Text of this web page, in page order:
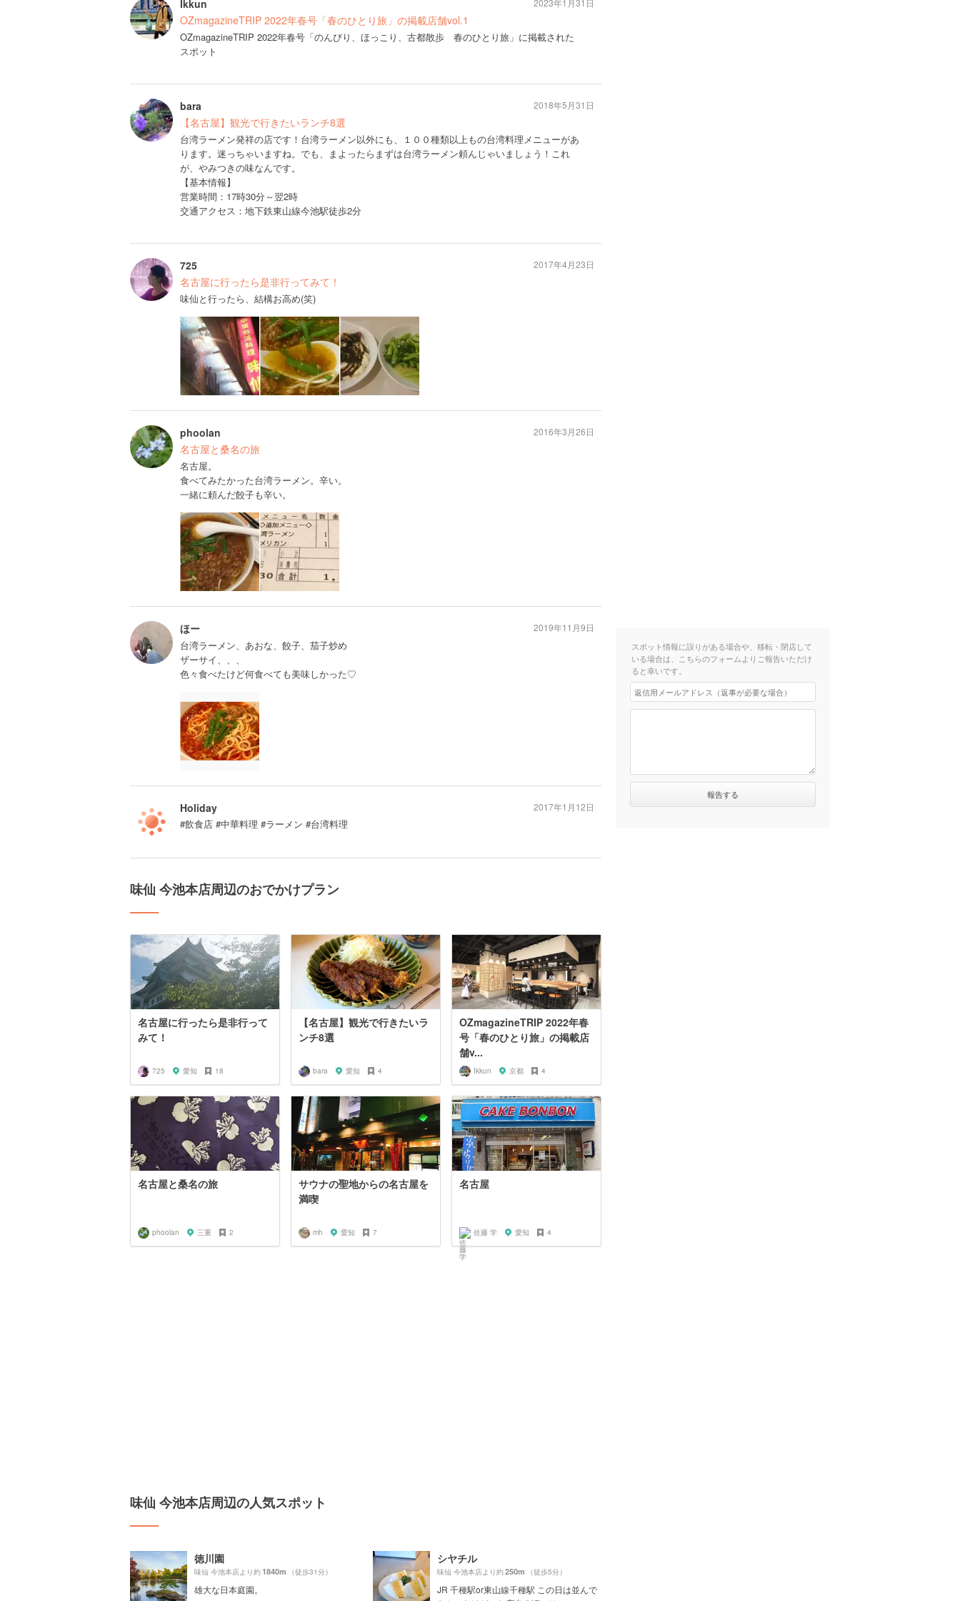
Ikkun
OZmagazineTRIP 2022年春号「春のひとり旅」の掲載店舗vol.1
OZmagazineTRIP 2022年春号「のんびり、ほっこり、古都散歩 春のひとり旅」に掲載された
スポット
2023年1月31日
bara
【名古屋】観光で行きたいランチ8選
台湾ラーメン発祥の店です！台湾ラーメン以外にも、１００種類以上もの台湾料理メニューがあ
ります。迷っちゃいますね。でも、まよったらまずは台湾ラーメン頼んじゃいましょう！これ
が、やみつきの味なんです。
【基本情報】
営業時間：17時30分～翌2時
交通アクセス：地下鉄東山線今池駅徒歩2分
2018年5月31日
725
名古屋に行ったら是非行ってみて！
味仙と行ったら、結構お高め(笑)
2017年4月23日
phoolan
名古屋と桑名の旅
名古屋。
食べてみたかった台湾ラーメン。辛い。
一緒に頼んだ餃子も辛い。
2016年3月26日
ほー
台湾ラーメン、あおな、餃子、茄子炒め
ザーサイ、、、
色々食べたけど何食べても美味しかった♡
2019年11月9日
Holiday
#飲食店 #中華料理 #ラーメン #台湾料理
2017年1月12日
味仙 今池本店周辺のおでかけプラン
名古屋に行ったら是非行って
みて！
725 愛知 18
【名古屋】観光で行きたいラ
ンチ8選
bara 愛知 4
OZmagazineTRIP 2022年春
号「春のひとり旅」の掲載店
舗v...
Ikkun 京都 4
名古屋と桑名の旅
phoolan 三重 2
サウナの聖地からの名古屋を
満喫
mh 愛知 7
名古屋
佐藤 学 愛知 4
味仙 今池本店周辺の人気スポット
徳川園
味仙 今池本店より約1840m （徒歩31分）
雄大な日本庭園。
シヤチル
味仙 今池本店より約250m （徒歩5分）
JR 千種駅or東山線千種駅 この日は並んで
スポット情報に誤りがある場合や、移転・閉店して
いる場合は、こちらのフォームよりご報告いただけ
ると幸いです。